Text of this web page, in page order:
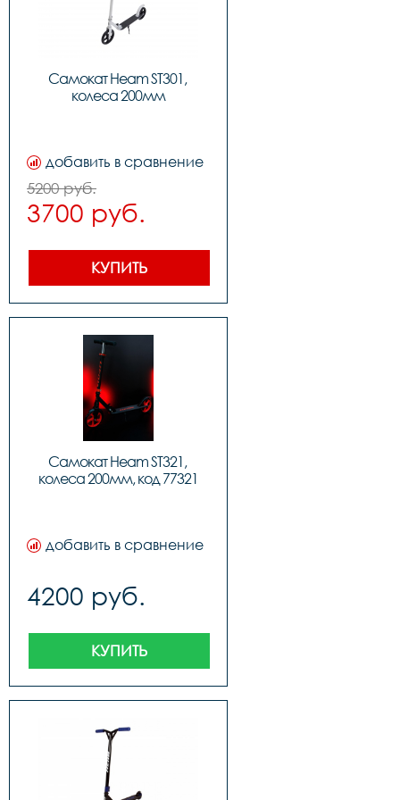
Самокат Heam ST301,
колеса 200мм
добавить в сравнение
5200 руб.
3700 руб.
КУПИТЬ
Самокат Heam ST321,
колеса 200мм, код 77321
добавить в сравнение
4200 руб.
КУПИТЬ